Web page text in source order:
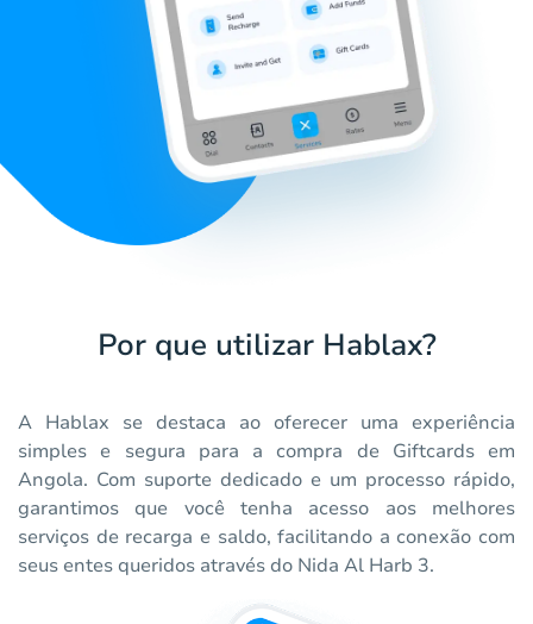
Por que utilizar Hablax?
A Hablax se destaca ao oferecer uma experiência
simples e segura para a compra de Giftcards em
Angola. Com suporte dedicado e um processo rápido,
garantimos que você tenha acesso aos melhores
serviços de recarga e saldo, facilitando a conexão com
seus entes queridos através do Nida Al Harb 3.